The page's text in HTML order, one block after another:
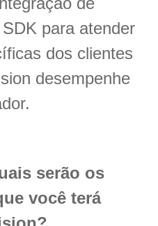
para atender
dos clientes
desempenhe
serão os
você terá